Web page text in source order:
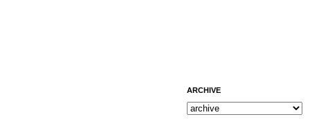
ARCHIVE